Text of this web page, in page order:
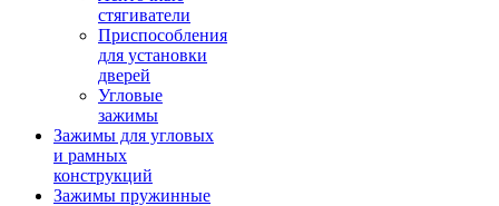
стягиватели
Приспособления
для установки
дверей
Угловые
зажимы
Зажимы для угловых
и рамных
конструкций
Зажимы пружинные